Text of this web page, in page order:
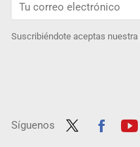
Suscribiéndote aceptas nuestra
Síguenos